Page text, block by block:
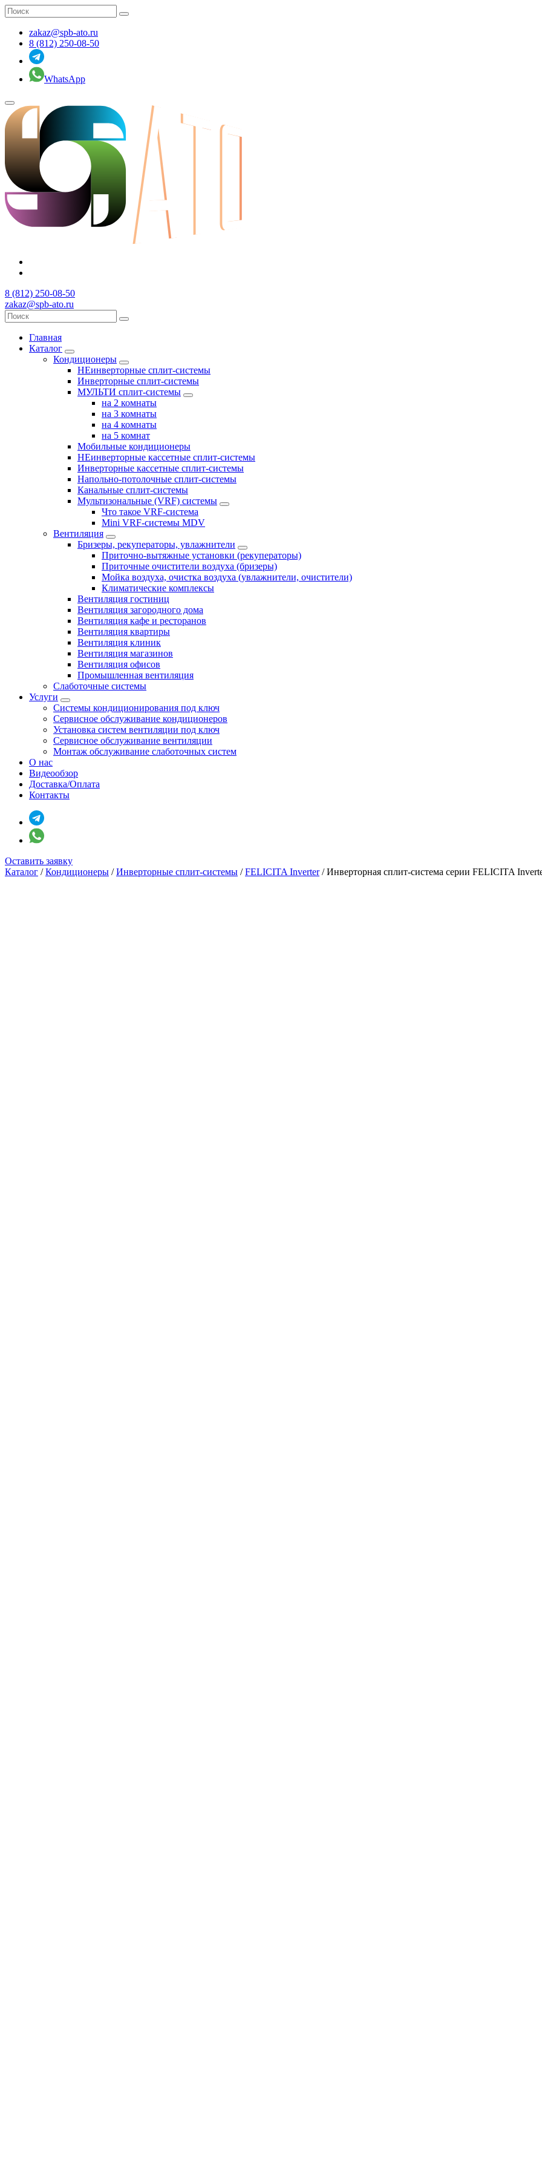
zakaz@spb-ato.ru
8 (812) 250-08-50
WhatsApp
8 (812) 250-08-50
zakaz@spb-ato.ru
Главная
Каталог
Кондиционеры
НЕинверторные сплит-системы
Инверторные сплит-системы
МУЛЬТИ сплит-системы
на 2 комнаты
на 3 комнаты
на 4 комнаты
на 5 комнат
Мобильные кондиционеры
НЕинверторные кассетные сплит-системы
Инверторные кассетные сплит-системы
Напольно-потолочные сплит-системы
Канальные сплит-системы
Мультизональные (VRF) системы
Что такое VRF-система
Mini VRF-системы MDV
Вентиляция
Бризеры, рекуператоры, увлажнители
Приточно-вытяжные установки (рекуператоры)
Приточные очистители воздуха (бризеры)
Мойка воздуха, очистка воздуха (увлажнители, очистители)
Климатические комплексы
Вентиляция гостиниц
Вентиляция загородного дома
Вентиляция кафе и ресторанов
Вентиляция квартиры
Вентиляция клиник
Вентиляция магазинов
Вентиляция офисов
Промышленная вентиляция
Слаботочные системы
Услуги
Системы кондиционирования под ключ
Сервисное обслуживание кондиционеров
Установка систем вентиляции под ключ
Сервисное обслуживание вентиляции
Монтаж обслуживание слаботочных систем
О нас
Видеообзор
Доставка/Оплата
Контакты
Оставить заявку
Каталог /Кондиционеры /Инверторные сплит-системы /FELICITA Inverter/Инверторная сплит-система серии FELICITA